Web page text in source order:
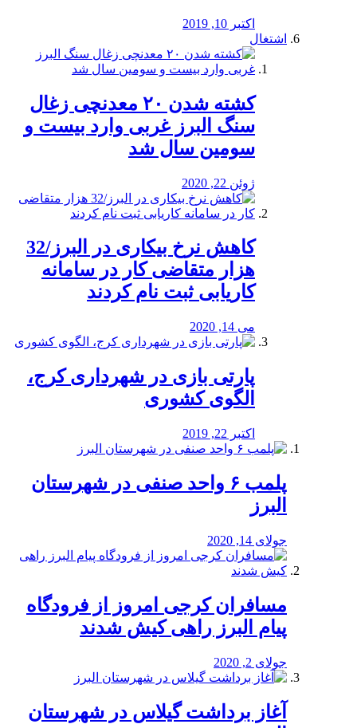
اکتبر 10, 2019
اشتغال
کشته شدن ۲۰ معدنچی زغال
سنگ البرز غربی وارد بیست و
سومین سال شد
ژوئن 22, 2020
کاهش نرخ بیکاری در البرز/32
هزار متقاضی کار در سامانه
کاریابی ثبت نام کردند
می 14, 2020
پارتی بازی در شهرداری کرج،
الگوی کشوری
اکتبر 22, 2019
پلمب ۶ واحد صنفی در شهرستان
البرز
جولای 14, 2020
مسافران کرجی امروز از فرودگاه
پیام البرز راهی کیش شدند
جولای 2, 2020
آغاز برداشت گیلاس در شهرستان